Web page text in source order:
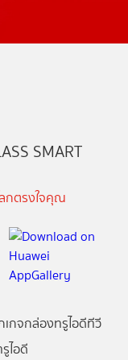
SMART
กตรงใจคุณ
เกจกล่องทรูไอดีทีวี
ไอดี